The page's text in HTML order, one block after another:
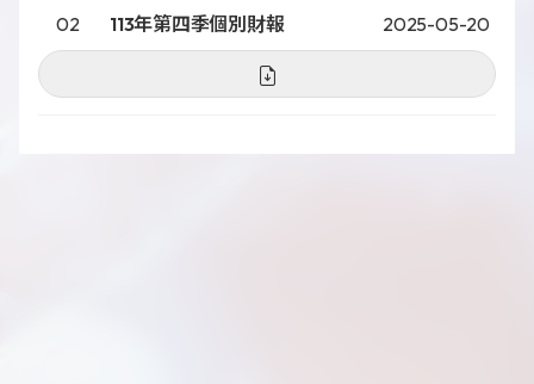
展覽活動
02 113年第四季個別財報 2025-05-20